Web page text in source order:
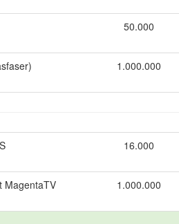
50.000
1.000.000
16.000
MagentaTV
1.000.000